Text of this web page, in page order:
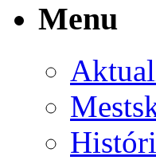
Menu